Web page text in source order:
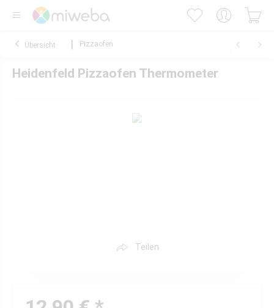
Übersicht Pizzaofen
Heidenfeld Pizzaofen Thermometer
Teilen